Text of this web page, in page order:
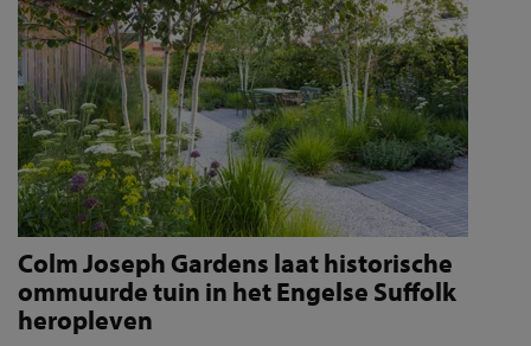
Colm Joseph Gardens laat historische
ommuurde tuin in het Engelse Suffolk
heropleven